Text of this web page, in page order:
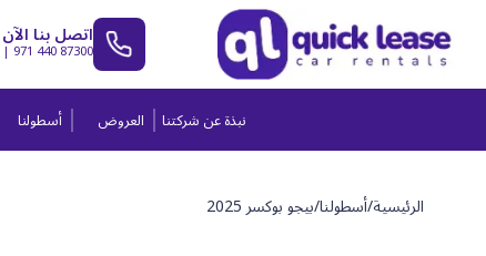
اتصل بنا الآن
|971 440 87300
نبذة عن شركتنا العروض أسطولنا
الرئيسية/أسطولنا/بيجو بوكسر 2025